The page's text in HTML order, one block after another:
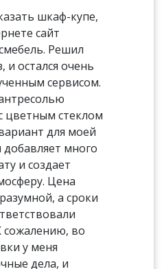
шкаф-купе,
сайт
Решил
и остался очень
сервисом.
цветным стеклом
для моей
много
и создает
Цена
а сроки
во
у меня
дела, и